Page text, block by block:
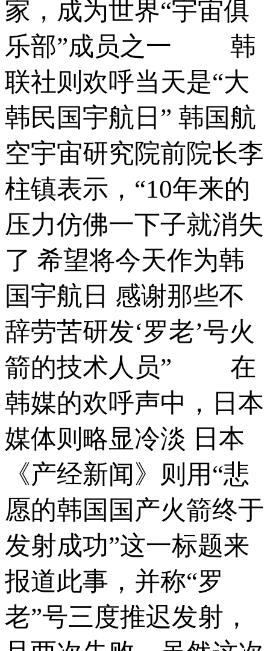
家，成为世界“宇宙俱
乐部”成员之一 韩
联社则欢呼当天是“大
韩民国宇航日” 韩国航
空宇宙研究院前院长李
柱镇表示，“10年来的
压力仿佛一下子就消失
了 希望将今天作为韩
国宇航日 感谢那些不
辞劳苦研发‘罗老’号火
箭的技术人员” 在
韩媒的欢呼声中，日本
媒体则略显冷淡 日本
《产经新闻》则用“悲
愿的韩国国产火箭终于
发射成功”这一标题来
报道此事，并称“罗
老”号三度推迟发射，